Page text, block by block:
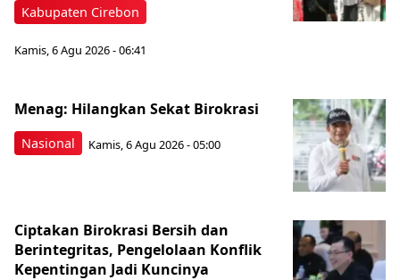
Kabupaten Cirebon
Kamis, 6 Agu 2026 - 06:41
Nasional
Menag: Hilangkan Sekat Birokrasi
Kamis, 6 Agu 2026 - 05:00
Ciptakan Birokrasi Bersih dan
Berintegritas, Pengelolaan Konflik
Kepentingan Jadi Kuncinya